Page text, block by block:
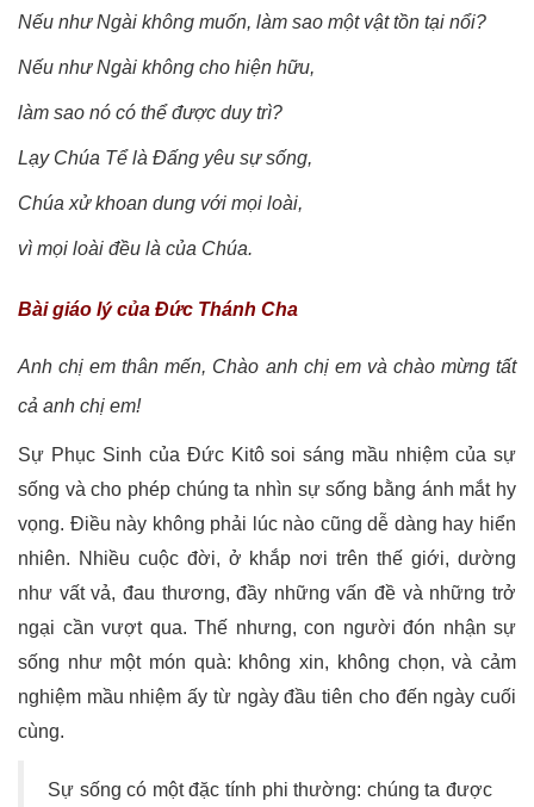
Nếu như Ngài không muốn, làm sao một vật tồn tại nổi?
Nếu như Ngài không cho hiện hữu,
làm sao nó có thể được duy trì?
Lạy Chúa Tể là Đấng yêu sự sống,
Chúa xử khoan dung với mọi loài,
vì mọi loài đều là của Chúa.
Bài giáo lý của Đức Thánh Cha
Anh chị em thân mến, Chào anh chị em và chào mừng tất
cả anh chị em!
Sự Phục Sinh của Đức Kitô soi sáng mầu nhiệm của sự
sống và cho phép chúng ta nhìn sự sống bằng ánh mắt hy
vọng. Điều này không phải lúc nào cũng dễ dàng hay hiển
nhiên. Nhiều cuộc đời, ở khắp nơi trên thế giới, dường
như vất vả, đau thương, đầy những vấn đề và những trở
ngại cần vượt qua. Thế nhưng, con người đón nhận sự
sống như một món quà: không xin, không chọn, và cảm
nghiệm mầu nhiệm ấy từ ngày đầu tiên cho đến ngày cuối
cùng.
Sự sống có một đặc tính phi thường: chúng ta được